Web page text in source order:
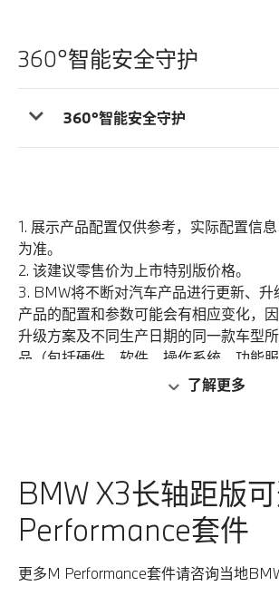
360°智能安全守护
360°智能安全守护
1. 展示产品配置仅供参考，实际配置信
为准。
2. 该建议零售价为上市特别版价格。
3. BMW将不断对汽车产品进行更新、升
产品的配置和参数可能会有相应变化，
升级方案及不同生产日期的同一款车型
品（包括硬件、软件、操作系统、功能
等）可能存在差异。具体配置、产品功
尊享数字服务]后方可使用。
5. 宝马的驾驶辅助系统仅为辅助驾驶之目
完全替代驾驶员的操控，不能完全应对交
有全部责任。驾驶员必须在遵守我国道路
了解更多
BMW X3长轴距版
Performance套件
更多M Performance套件请咨询当地